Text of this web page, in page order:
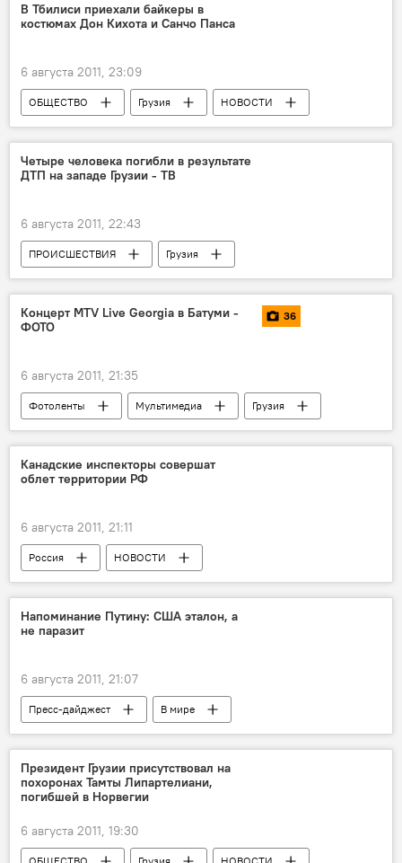
В Тбилиси приехали байкеры в
костюмах Дон Кихота и Санчо Панса
6 августа 2011, 23:09
ОБЩЕСТВО Грузия НОВОСТИ
Четыре человека погибли в результате
ДТП на западе Грузии - ТВ
6 августа 2011, 22:43
ПРОИСШЕСТВИЯ
Грузия
НОВОСТИ
Концерт MTV Live Georgia в Батуми -
ФОТО
36
6 августа 2011, 21:35
Фотоленты Мультимедиа
Грузия
КУЛЬТУРА
НОВОСТИ ОБЩЕСТВО
Канадские инспекторы совершат
облет территории РФ
6 августа 2011, 21:11
Россия НОВОСТИ
Напоминание Путину: США эталон, а
не паразит
6 августа 2011, 21:07
Пресс-дайджест
В мире
НОВОСТИ
АНАЛИТИКА
Президент Грузии присутствовал на
похоронах Тамты Липартелиани,
погибшей в Норвегии
6 августа 2011, 19:30